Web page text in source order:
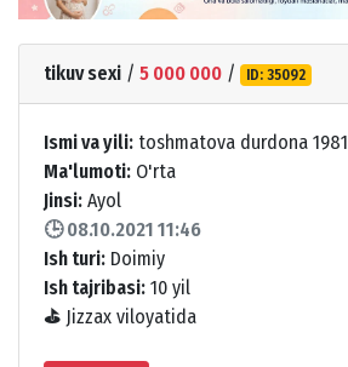
tikuv sexi / 5 000 000 / ID: 35092
Ismi va yili: toshmatova durdona 1981
Ma'lumoti: O'rta
Jinsi: Ayol
🕒 08.10.2021 11:46
Ish turi: Doimiy
Ish tajribasi: 10 yil
⛳ Jizzax viloyatida